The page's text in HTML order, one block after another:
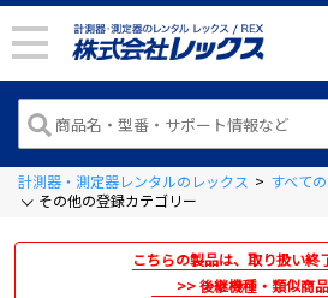
計測器・測定器レンタルのレックス > すべて
その他の登録カテゴリー
こちらの製品は、取り扱い終
後継機種・類似商